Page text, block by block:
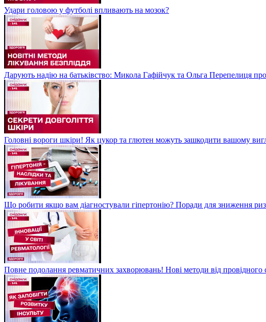
Удари головою у футболі впливають на мозок?
Дарують надію на батьківство: Микола Гафійчук та Ольга Перепелиця про
Головні вороги шкіри! Як цукор та глютен можуть зашкодити вашому
Що робити якщо вам діагностували гіпертонію? Поради для зниження
Повне подолання ревматичних захворювань! Нові методи від провідного